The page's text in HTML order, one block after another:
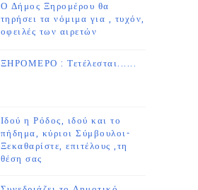
Ο Δήμος Ξηρομέρου θα
τηρήσει τα νόμιμα για , τυχόν,
οφειλές των αιρετών
ΞΗΡΟΜΕΡΟ : Τετέλεσται......
Ιδού η Ρόδος, ιδού και το
πήδημα, κύριοι Σύμβουλοι-
Ξεκαθαρίστε, επιτέλους ,τη
θέση σας